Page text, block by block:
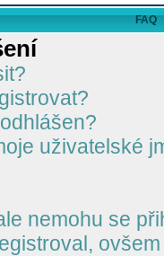
FAQ
uživatelské
nemohu se